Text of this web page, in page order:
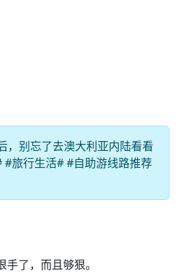
，别忘了去澳大利亚内陆看看
#旅行生活# #自助游线路推荐
了，而且够狠。